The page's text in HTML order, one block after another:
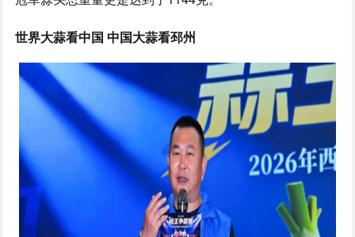
世界大蒜看中国 中国大蒜看邳州